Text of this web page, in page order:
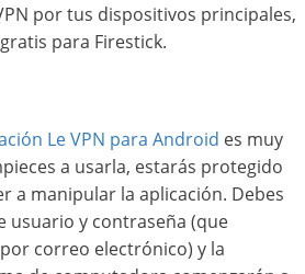
por tus dispositivos principales,
para Firestick.
Le VPN para Android es muy
a usarla, estarás protegido
a manipular la aplicación. Debes
usuario y contraseña (que
correo electrónico) y la